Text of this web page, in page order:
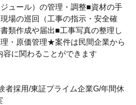
ュール）の管理・調整■資材の手
場の巡回（工事の指示・安全確
類作成や届出■工事写真の整理し
・原価管理★案件は民間企業から
容に関わることができます
者採用/東証プライム企業G/年間休